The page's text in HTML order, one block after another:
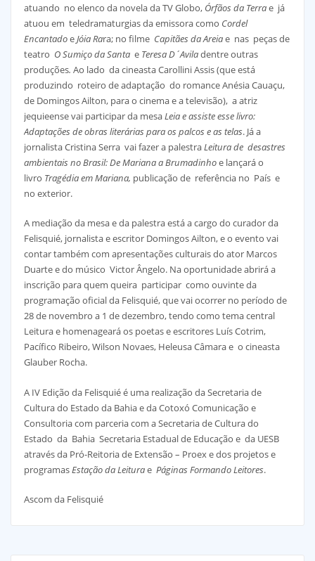
atuando no elenco da novela da TV Globo, Órfãos da Terrae já
atuou em teledramaturgias da emissora como Cordel
EncantadoeJóia Rara; no filme Capitães da Areiae nas peças de
teatro O Sumiço da Santa e Teresa D´Aviladentre outras
produções. Ao lado da cineasta Carollini Assis (que está
produzindo roteiro de adaptação do romance Anésia Cauaçu,
de Domingos Ailton, para o cinema e a televisão), a atriz
jequieense vai participar da mesaLeia e assiste esse livro:
Adaptações de obras literárias para os palcos e as telas. Já a
jornalista Cristina Serra vai fazer a palestraLeitura de desastres
ambientais no Brasil: De Mariana a Brumadinhoe lançará o
livro Tragédia em Mariana, publicação de referência no País e
no exterior.
A mediação da mesa e da palestra está a cargo do curador da
Felisquié, jornalista e escritor Domingos Ailton, e o evento vai
contar também com apresentações culturais do ator Marcos
Duarte e do músico Victor Ângelo. Na oportunidade abrirá a
inscrição para quem queira participar como ouvinte da
programação oficial da Felisquié, que vai ocorrer no período de
28 de novembro a 1 de dezembro, tendo como tema central
Leitura e homenageará os poetas e escritores Luís Cotrim,
Pacífico Ribeiro, Wilson Novaes, Heleusa Câmara e o cineasta
Glauber Rocha.
A IV Edição da Felisquié é uma realização da Secretaria de
Cultura do Estado da Bahia e da Cotoxó Comunicação e
Consultoria com parceria com a Secretaria de Cultura do
Estado da Bahia Secretaria Estadual de Educação e da UESB
através da Pró-Reitoria de Extensão – Proex e dos projetos e
programas Estação da Leiturae Páginas Formando Leitores.
Ascom da Felisquié